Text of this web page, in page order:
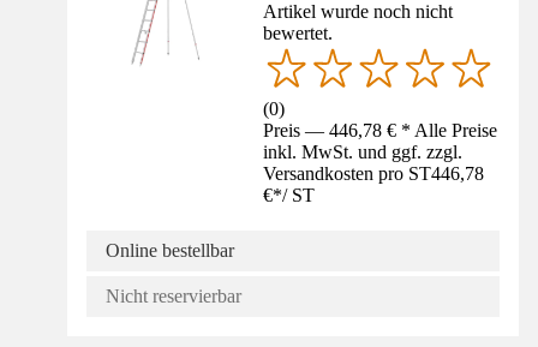
Artikel wurde noch nicht
bewertet.
(0)
Preis — 446,78 € * Alle Preise
inkl. MwSt. und ggf. zzgl.
Versandkosten pro ST446,78
€*/ ST
Online bestellbar
Nicht reservierbar